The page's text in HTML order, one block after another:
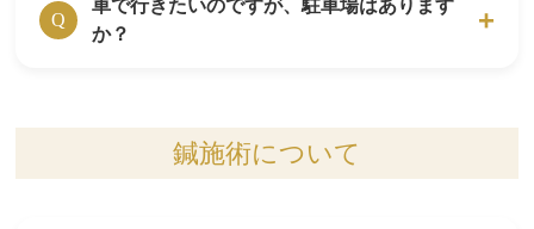
A
施術の際には、当院で用意している施術着に着
替えて頂きます。
Q
車で行きたいのですが、駐車場はあります
か？
ペースがありません。
近くのコインパーキングのご利用をお願いしま
鍼施術について